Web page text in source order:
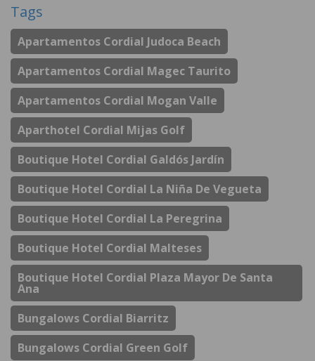
Tags
Apartamentos Cordial Judoca Beach
Apartamentos Cordial Magec Taurito
Apartamentos Cordial Mogan Valle
Aparthotel Cordial Mijas Golf
Boutique Hotel Cordial Galdós Jardín
Boutique Hotel Cordial La Niña De Vegueta
Boutique Hotel Cordial La Peregrina
Boutique Hotel Cordial Malteses
Boutique Hotel Cordial Plaza Mayor De Santa
Ana
Bungalows Cordial Biarritz
Bungalows Cordial Green Golf